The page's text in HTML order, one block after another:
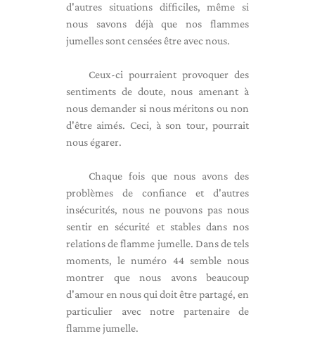
d'autres situations difficiles, même si
nous savons déjà que nos flammes
jumelles sont censées être avec nous.
Ceux-ci pourraient provoquer des
sentiments de doute, nous amenant à
nous demander si nous méritons ou non
d'être aimés. Ceci, à son tour, pourrait
nous égarer.
Chaque fois que nous avons des
problèmes de confiance et d'autres
insécurités, nous ne pouvons pas nous
sentir en sécurité et stables dans nos
relations de flamme jumelle. Dans de tels
moments, le numéro 44 semble nous
montrer que nous avons beaucoup
d'amour en nous qui doit être partagé, en
particulier avec notre partenaire de
flamme jumelle.